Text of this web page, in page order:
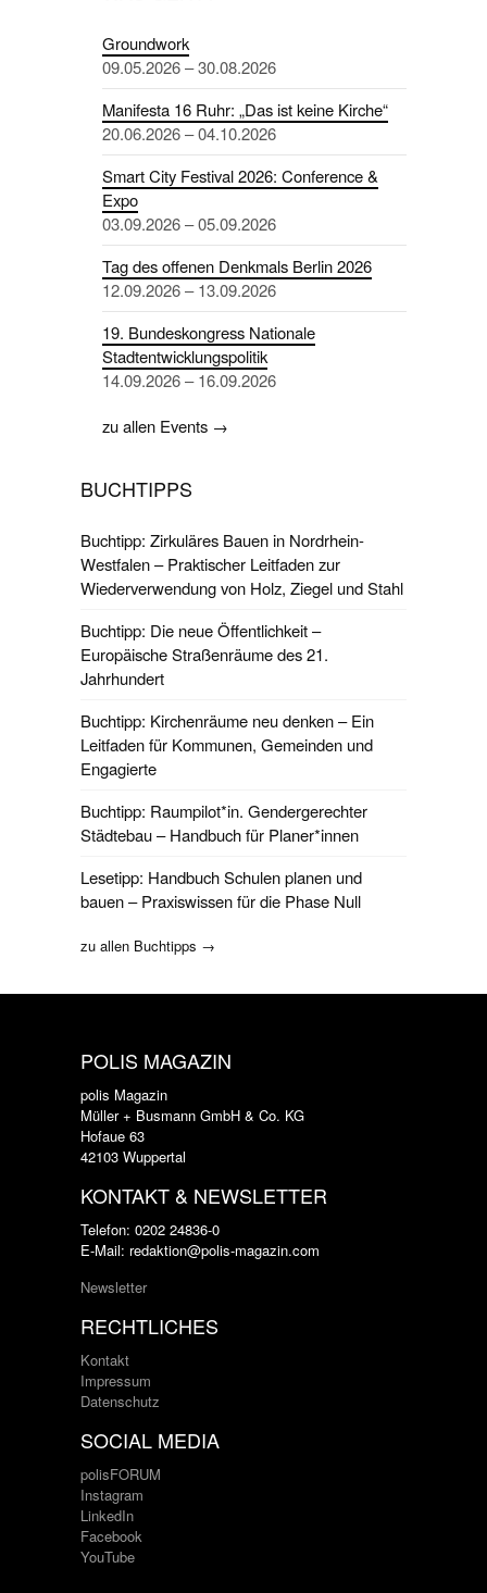
Groundwork
09.05.2026 – 30.08.2026
Manifesta 16 Ruhr: „Das ist keine Kirche“
20.06.2026 – 04.10.2026
Smart City Festival 2026: Conference &
Expo
03.09.2026 – 05.09.2026
Tag des offenen Denkmals Berlin 2026
12.09.2026 – 13.09.2026
19. Bundeskongress Nationale
Stadtentwicklungspolitik
14.09.2026 – 16.09.2026
zu allen Events →
BUCHTIPPS
Buchtipp: Zirkuläres Bauen in Nordrhein-
Westfalen – Praktischer Leitfaden zur
Wiederverwendung von Holz, Ziegel und Stahl
Buchtipp: Die neue Öffentlichkeit –
Europäische Straßenräume des 21.
Jahrhundert
Buchtipp: Kirchenräume neu denken – Ein
Leitfaden für Kommunen, Gemeinden und
Engagierte
Buchtipp: Raumpilot*in. Gendergerechter
Städtebau – Handbuch für Planer*innen
Lesetipp: Handbuch Schulen planen und
bauen – Praxiswissen für die Phase Null
zu allen Buchtipps →
POLIS MAGAZIN
polis Magazin
Müller + Busmann GmbH & Co. KG
Hofaue 63
42103 Wuppertal
KONTAKT & NEWSLETTER
Telefon: 0202 24836-0
E-Mail: redaktion@polis-magazin.com
Newsletter
RECHTLICHES
Kontakt
Impressum
Datenschutz
SOCIAL MEDIA
polisFORUM
Instagram
LinkedIn
Facebook
YouTube